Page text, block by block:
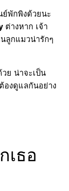
พักพิงด้วยนะ
ต่างหาก เจ้า
ลูกแมวน่ารักๆ
ย น่าจะเป็น
องดูแลกันอย่าง
เธอ